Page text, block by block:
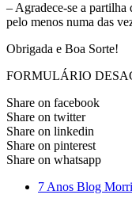
– Agradece-se a partilha
pelo menos numa das
Obrigada e Boa Sorte!
FORMULÁRIO
Share on facebook
Share on twitter
Share on linkedin
Share on pinterest
Share on whatsapp
7 Anos Blog